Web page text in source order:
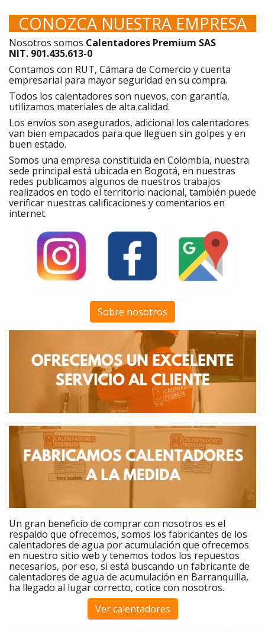
CONOZCA NUESTRA EMPRESA
Nosotros somos Calentadores Premium SAS
NIT. 901.435.613-0
Contamos con RUT, Cámara de Comercio y cuenta
empresarial para mayor seguridad en su compra.
Todos los calentadores son nuevos, con garantía,
utilizamos materiales de alta calidad.
Los envíos son asegurados, adicional los calentadores
van bien empacados para que lleguen sin golpes y en
buen estado.
Somos una empresa constituida en Colombia, nuestra
sede principal está ubicada en Bogotá, en nuestras
redes publicamos algunos de nuestros trabajos
realizados en todo el territorio nacional, también puede
verificar nuestras calificaciones y comentarios en
internet.
Sobre nosotros
Un gran beneficio de comprarcon nosotros es el
respaldo que ofrecemos, somos los fabricantes de los
calentadores de agua por acumulación que ofrecemos
en nuestro sitio web y tenemos todos los repuestos
necesarios, por eso, si está buscando un fabricante de
calentadores de agua de acumulación en Barranquilla,
ha llegado al lugar correcto, cotice con nosotros.
Ver calentadores